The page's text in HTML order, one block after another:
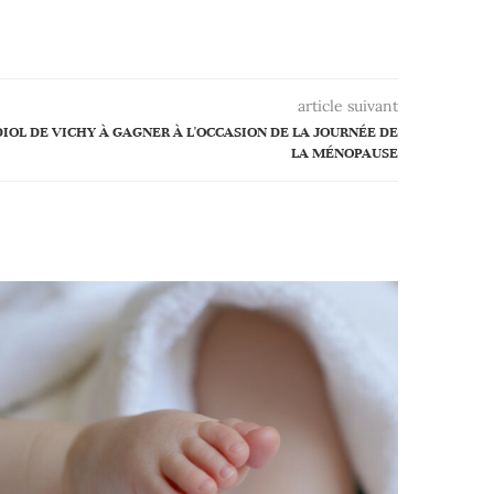
article suivant
DE VICHY À GAGNER À L'OCCASION DE LA JOURNÉE DE
LA MÉNOPAUSE